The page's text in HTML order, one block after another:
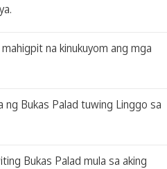
na kinukuyom ang mga
ng Bukas Palad tuwing Linggo sa
Bukas Palad mula sa aking